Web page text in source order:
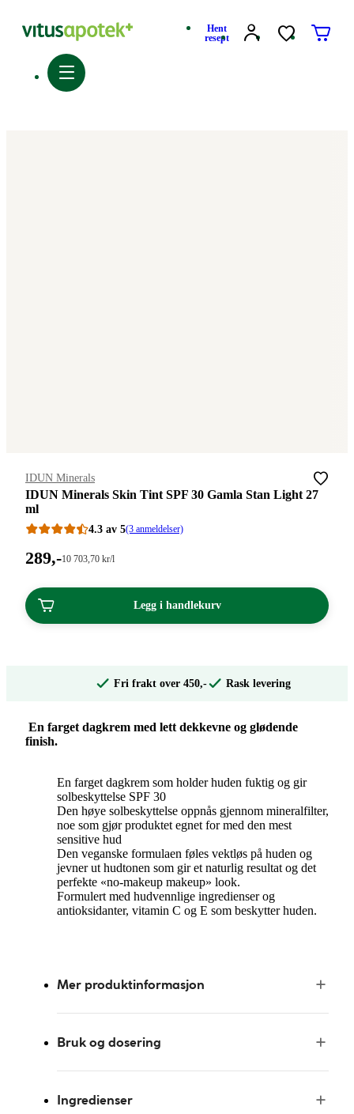
Hent
resept
Merke
IDUN Minerals
IDUN Minerals Skin Tint SPF 30 Gamla Stan Light 27
ml
4.3 av 5(3 anmeldelser)
Pris:
kroner.
289,-Stykkpris:
703,70/l
10 703 ,70 kr/l
Legg i handlekurv
Fri frakt over 450,- Rask levering
En farget dagkrem med lett dekkevne og glødende
finish.
En farget dagkrem som holder huden fuktig og gir
solbeskyttelse SPF 30
Den høye solbeskyttelse oppnås gjennom mineralfilter,
noe som gjør produktet egnet for med den mest
sensitive hud
Den veganske formulaen føles vektløs på huden og
jevner ut hudtonen som gir et naturlig resultat og det
perfekte «no-makeup makeup» look.
Formulert med hudvennlige ingredienser og
antioksidanter, vitamin C og E som beskytter huden.
Mer produktinformasjon
Bruk og dosering
Ingredienser